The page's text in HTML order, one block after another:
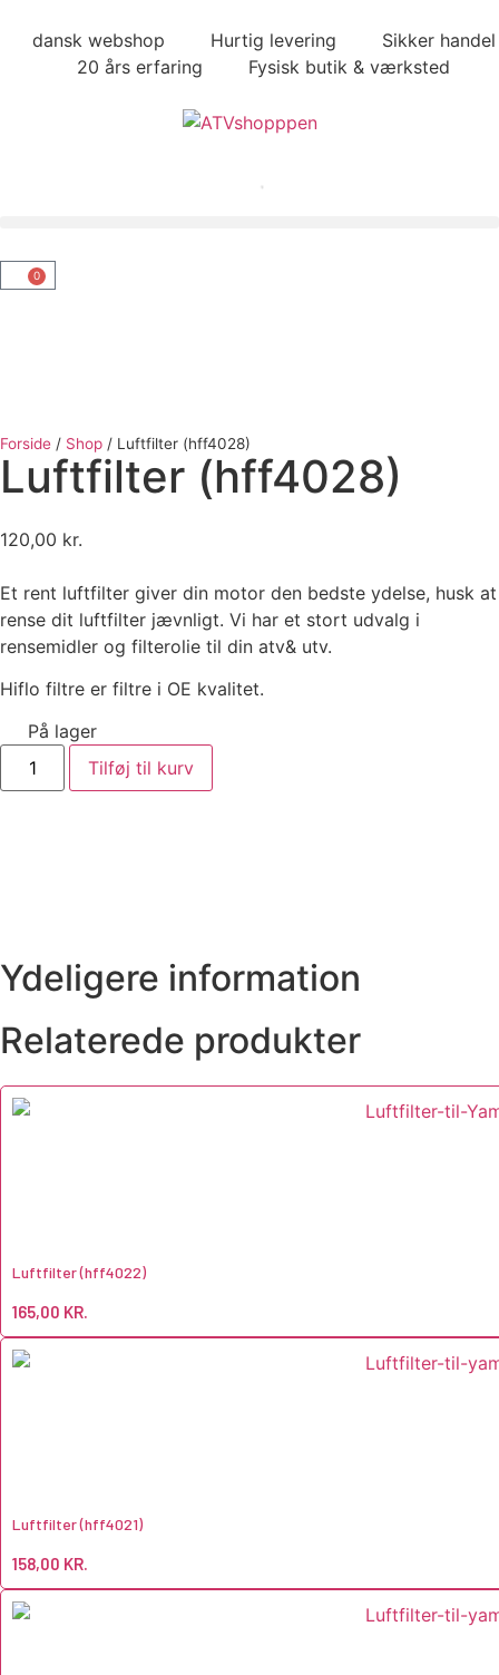
dansk webshop Hurtig levering
Sikker handel
20 års erfaring
Fysisk butik & værksted
0
Forside / Shop / Luftfilter (hff4028)
Luftfilter (hff4028)
120,00 kr.
Et rent luftfilter giver din motor den bedste ydelse, husk at
rense dit luftfilter jævnligt. Vi har et stort udvalg i
rensemidler og filterolie til din atv& utv.
Hiflo filtre er filtre i OE kvalitet.
På lager
Tilføj til kurv
Ydeligere information
Relaterede produkter
Luftfilter (hff4022)
165,00 KR.
Luftfilter (hff4021)
158,00 KR.